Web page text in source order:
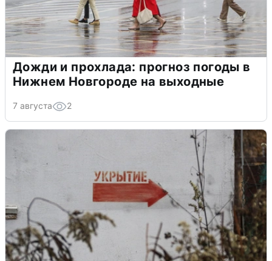
Дожди и прохлада: прогноз погоды в
Нижнем Новгороде на выходные
7 августа 2